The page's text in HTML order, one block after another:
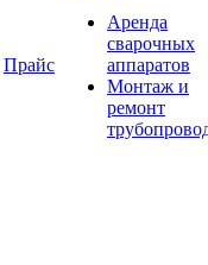
Прайс
Аренда
сварочных
аппаратов
Монтаж и
ремонт